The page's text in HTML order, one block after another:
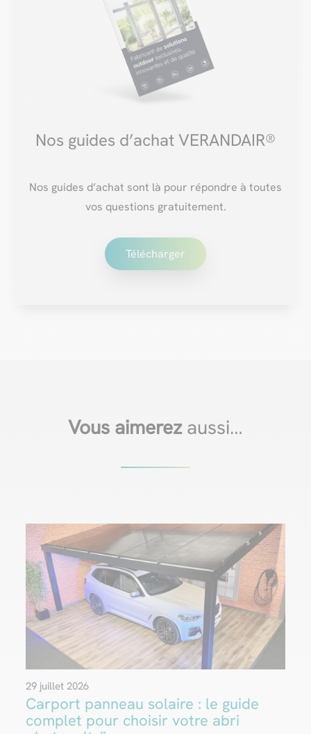
Nos guides d’achat VERANDAIR®
Nos guides d’achat sont là pour répondre à toutes
vos questions gratuitement.
Télécharger
Vous aimerez aussi…
Carport panneau solaire : le guide
complet pour choisir votre abri
29 juillet 2026